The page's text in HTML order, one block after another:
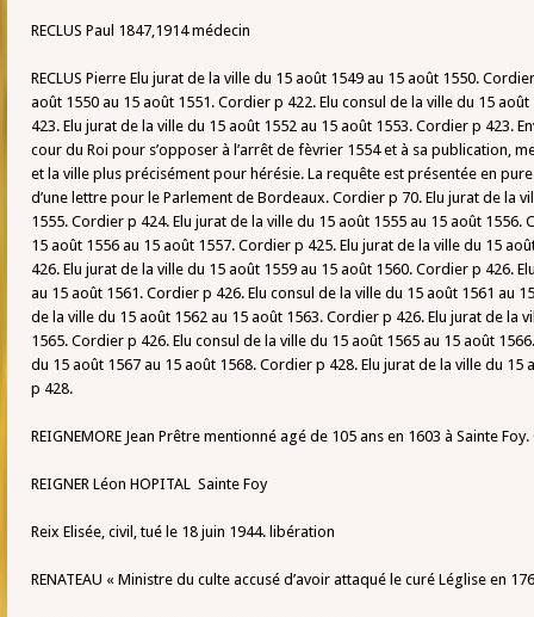
RECLUS Paul 1847,1914 médecin
RECLUS Pierre Elu jurat de la ville du 15 août 1549 au 15 août 1550.
août 1550 au 15 août 1551. Cordier p 422. Elu consul de la ville du 15
423. Elu jurat de la ville du 15 août 1552 au 15 août 1553. Cordier p 423.
cour du Roi pour s’opposer à l’arrêt de fèvrier 1554 et à sa publication,
et la ville plus précisément pour hérésie. La requête est présentée en
d’une lettre pour le Parlement de Bordeaux. Cordier p 70. Elu jurat de la
1555. Cordier p 424. Elu jurat de la ville du 15 août 1555 au 15 août 1556.
15 août 1556 au 15 août 1557. Cordier p 425. Elu jurat de la ville du 15
426. Elu jurat de la ville du 15 août 1559 au 15 août 1560. Cordier p 426.
au 15 août 1561. Cordier p 426. Elu consul de la ville du 15 août 1561 au
de la ville du 15 août 1562 au 15 août 1563. Cordier p 426. Elu jurat de la
1565. Cordier p 426. Elu consul de la ville du 15 août 1565 au 15 août
du 15 août 1567 au 15 août 1568. Cordier p 428. Elu jurat de la ville du 15
p 428.
REIGNEMORE Jean Prêtre mentionné agé de 105 ans en 1603 à Sainte
REIGNER Léon HOPITAL Sainte Foy
Reix Elisée, civil, tué le 18 juin 1944. libération
RENATEAU « Ministre du culte accusé d’avoir attaqué le curé Léglise en